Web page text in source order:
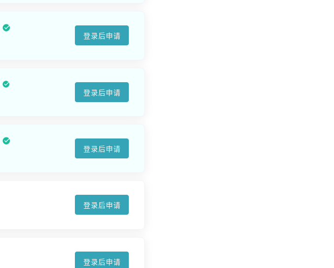
登录后申请
登录后申请
登录后申请
登录后申请
登录后申请